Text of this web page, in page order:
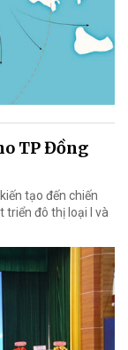
TP Đồng
tạo đến chiến
triển đô thị loại I và